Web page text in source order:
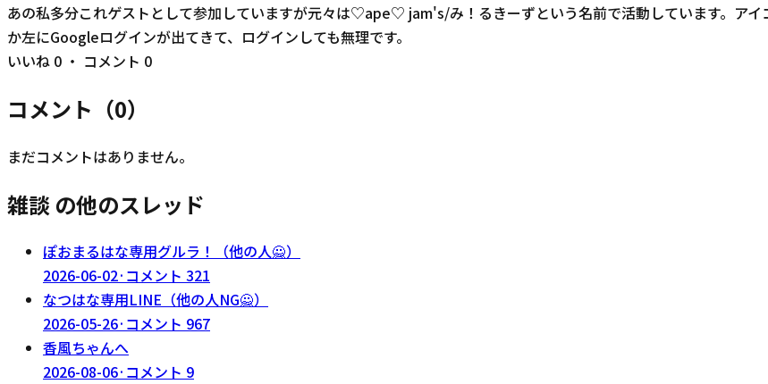
あの私多分これゲストとして参加していますが元々は♡ape♡ jam's/み！るきーずという名前で活動しています。ア
か左にGoogleログインが出てきて、ログインしても無理です。
いいね 0 ・ コメント 0
コメント（0）
まだコメントはありません。
雑談 の他のスレッド
ぽおまるはな専用グルラ！（他の人🙅）
2026-06-02· コメント 321
なつはな専用LINE（他の人NG🙅）
2026-05-26· コメント 967
香風ちゃんへ
2026-08-06· コメント 9